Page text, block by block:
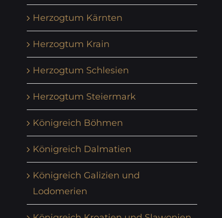
Herzogtum Kärnten
Herzogtum Krain
Herzogtum Schlesien
Herzogtum Steiermark
Königreich Böhmen
Königreich Dalmatien
Königreich Galizien und
Lodomerien